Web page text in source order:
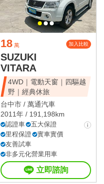
18 萬 加入比較
SUZUKI
VITARA
4WD｜電動天窗｜四驅越
野｜經典休旅
台中市 / 萬通汽車
2011年 / 191,198km
認證車
五大保證
里程保證
實車實價
友善試車
非多元化營業用車
立即諮詢